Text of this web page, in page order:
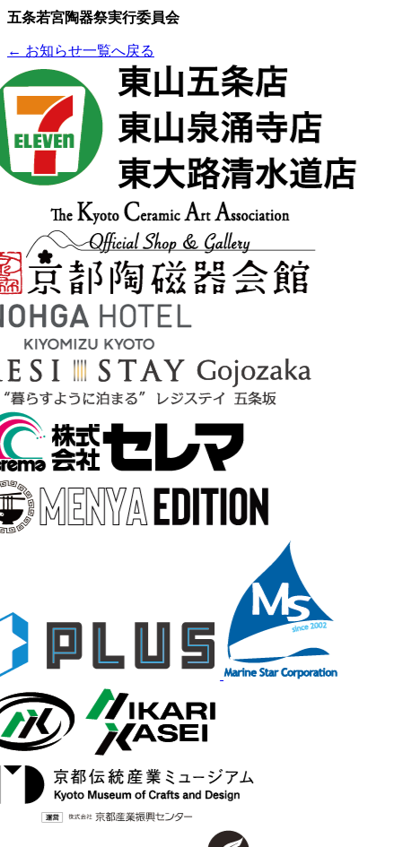
五条若宮陶器祭実行委員会
← お知らせ一覧へ戻る